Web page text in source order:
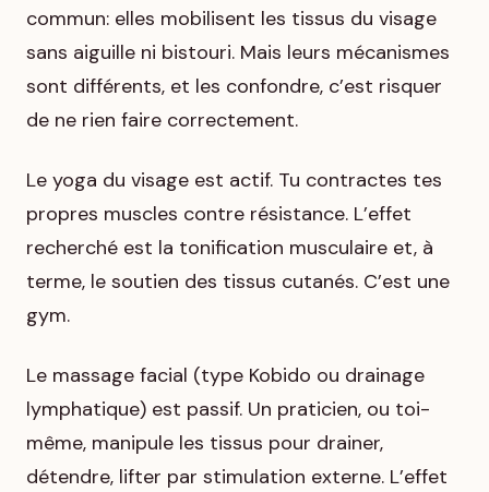
commun: elles mobilisent les tissus du visage
sans aiguille ni bistouri. Mais leurs mécanismes
sont différents, et les confondre, c’est risquer
de ne rien faire correctement.
Le yoga du visage est actif. Tu contractes tes
propres muscles contre résistance. L’effet
recherché est la tonification musculaire et, à
terme, le soutien des tissus cutanés. C’est une
gym.
Le massage facial (type Kobido ou drainage
lymphatique) est passif. Un praticien, ou toi-
même, manipule les tissus pour drainer,
détendre, lifter par stimulation externe. L’effet